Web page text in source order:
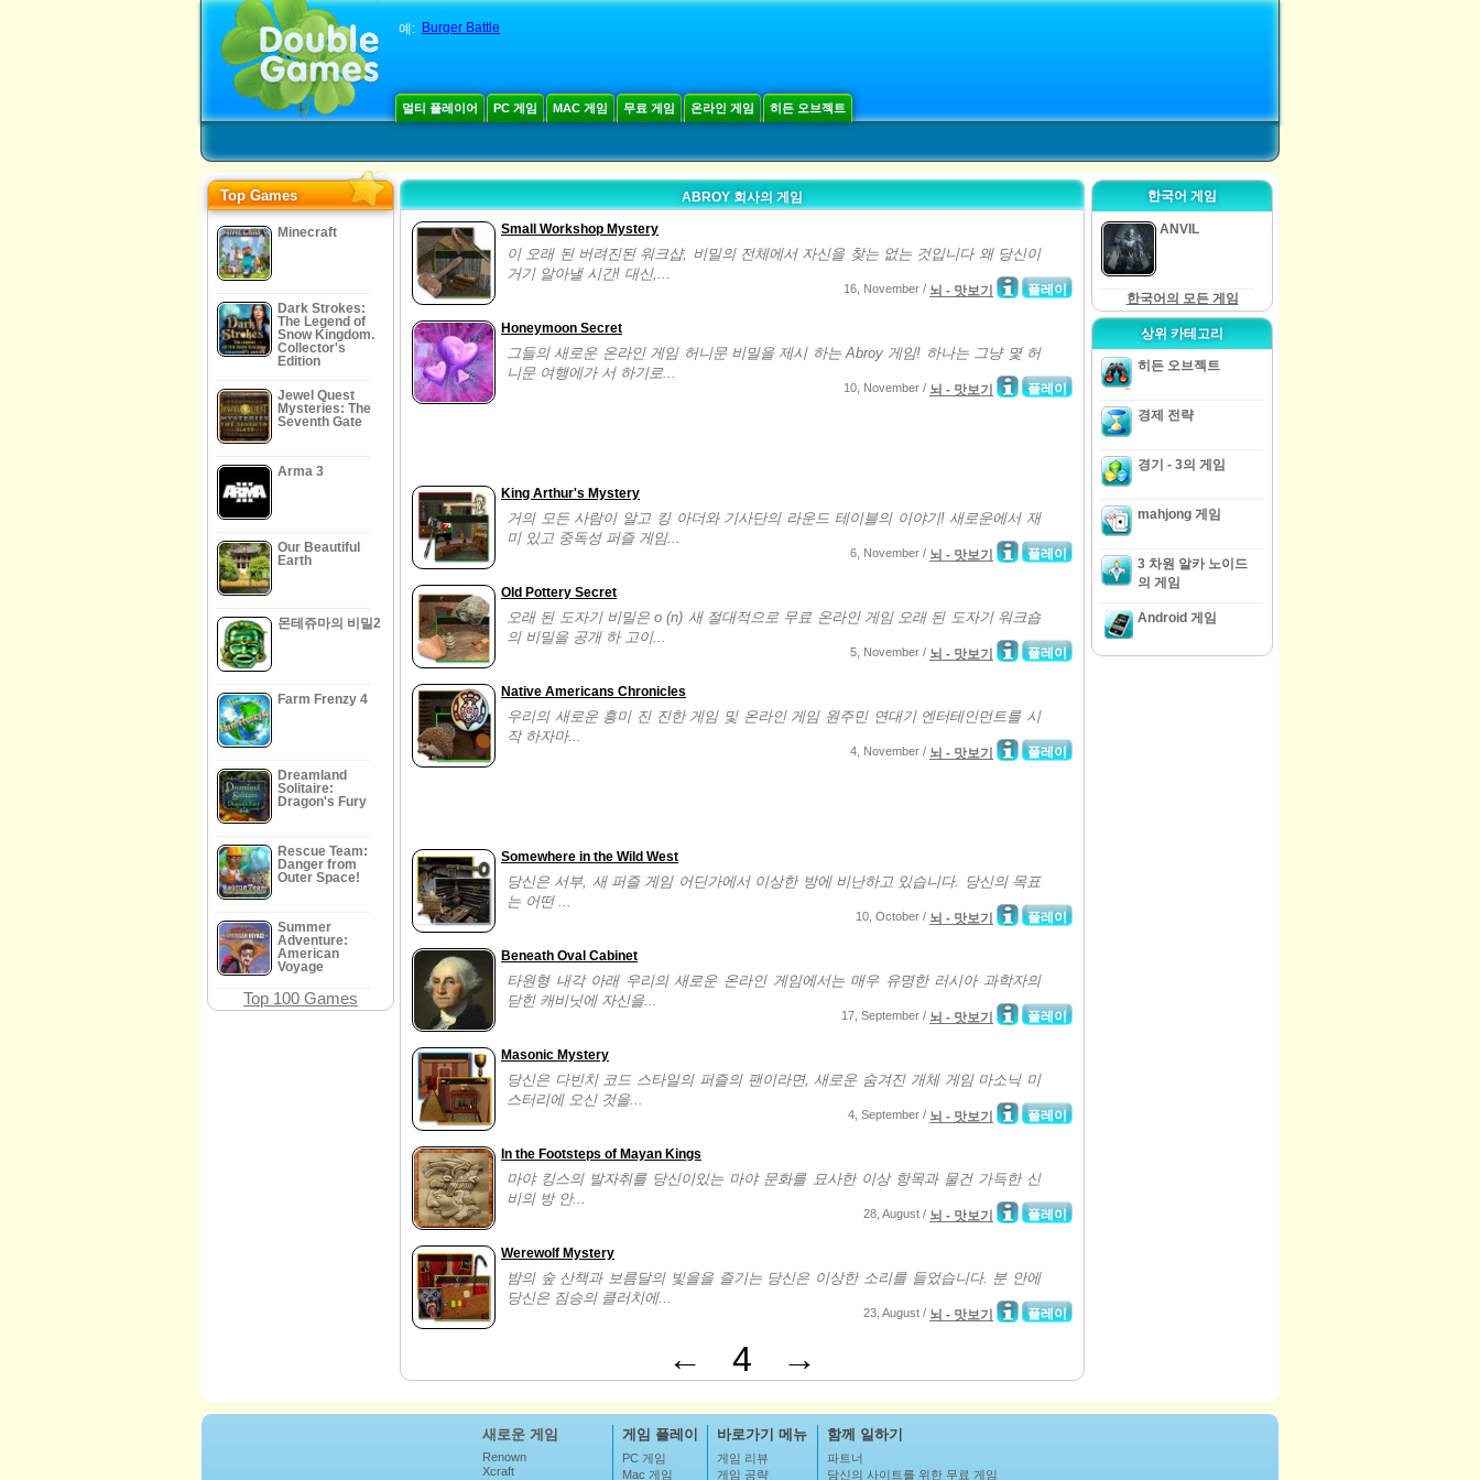
예: Burger Battle
멀티 플레이어 PC 게임 MAC 게임 무료 게임 온라인 게임 히든 오브젝트
Top Games
Minecraft
Dark Strokes:
The Legend of
Snow Kingdom.
Collector's
Edition
Jewel Quest
Mysteries: The
Seventh Gate
Arma 3
Our Beautiful
Earth
몬테쥬마의 비밀2
Farm Frenzy 4
Dreamland
Solitaire:
Dragon's Fury
Rescue Team:
Danger from
Outer Space!
Summer
Adventure:
American
Voyage
Top 100 Games
ABROY 회사의 게임
Small Workshop Mystery
이 오래 된 버려진된 워크샵, 비밀의 전체에서 자신을 찾는 없는 것입니다 왜 당신이
거기 알아낼 시간! 대신,...
플레이
16, November / 뇌 - 맛보기
Honeymoon Secret
그들의 새로운 온라인 게임 허니문 비밀을 제시 하는 Abroy 게임! 하나는 그냥 몇 허
니문 여행에가 서 하기로...
플레이
10, November / 뇌 - 맛보기
King Arthur's Mystery
거의 모든 사람이 알고 킹 아더와 기사단의 라운드 테이블의 이야기! 새로운에서 재
미 있고 중독성 퍼즐 게임...
플레이
6, November / 뇌 - 맛보기
Old Pottery Secret
오래 된 도자기 비밀은 o (n) 새 절대적으로 무료 온라인 게임 오래 된 도자기 워크숍
의 비밀을 공개 하 고이...
플레이
5, November / 뇌 - 맛보기
Native Americans Chronicles
우리의 새로운 흥미 진 진한 게임 및 온라인 게임 원주민 연대기 엔터테인먼트를 시
작 하자마...
플레이
4, November / 뇌 - 맛보기
Somewhere in the Wild West
당신은 서부, 새 퍼즐 게임 어딘가에서 이상한 방에 비난하고 있습니다. 당신의 목표
는 어떤 ...
플레이
10, October / 뇌 - 맛보기
Beneath Oval Cabinet
타원형 내각 아래 우리의 새로운 온라인 게임에서는 매우 유명한 러시아 과학자의
닫힌 캐비닛에 자신을...
플레이
17, September / 뇌 - 맛보기
Masonic Mystery
당신은 다빈치 코드 스타일의 퍼즐의 팬이라면, 새로운 숨겨진 개체 게임 마소닉 미
스터리에 오신 것을...
플레이
4, September / 뇌 - 맛보기
In the Footsteps of Mayan Kings
마야 킹스의 발자취를 당신이있는 마야 문화를 묘사한 이상 항목과 물건 가득한 신
비의 방 안...
플레이
28, August / 뇌 - 맛보기
Werewolf Mystery
밤의 숲 산책과 보름달의 빛을을 즐기는 당신은 이상한 소리를 들었습니다. 분 안에
당신은 짐승의 클러치에...
플레이
23, August / 뇌 - 맛보기
← 4 →
한국어 게임
ANVIL
한국어의 모든 게임
상위 카테고리
히든 오브젝트
경제 전략
경기 - 3의 게임
mahjong 게임
3 차원 알카 노이드
의 게임
Android 게임
새로운 게임
Renown
Xcraft
게임 플레이
PC 게임
Mac 게임
바로가기 메뉴
게임 리뷰
게임 공략
함께 일하기
파트너
당신의 사이트를 위한 무료 게임